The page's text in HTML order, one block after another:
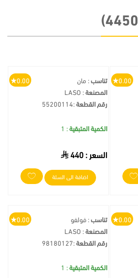
0.00
0.00 تناسب: مان
المصنعة: LASO
رقم القطعة:
55200114
الكمية المتبقية: 1
السعر : 440
اضافة الى السلة
0.00
0.00 تناسب: فولفو
المصنعة: LASO
رقم القطعة:
98180127
الكمية المتبقية: 1